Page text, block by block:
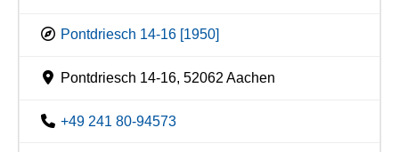
Pontdriesch 14-16 [1950]
Pontdriesch 14-16, 52062 Aachen
+49 241 80-94573